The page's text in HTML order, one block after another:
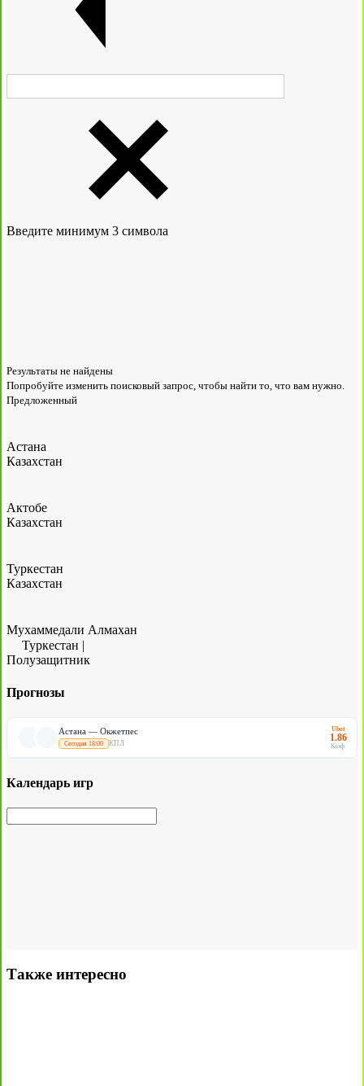
Введите минимум 3 символа
Результаты не найдены
Попробуйте изменить поисковый запрос, чтобы найти то, что вам нужно.
Предложенный
Астана
Казахстан
Актобе
Казахстан
Туркестан
Казахстан
Мухаммедали Алмахан
Туркестан |
Полузащитник
Прогнозы
Астана — Окжетпес
Сегодня 18:00 КПЛ
Ubet
1.86
Коэф.
Календарь игр
Также интересно